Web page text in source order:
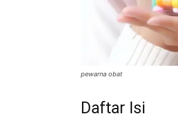
pewarna obat
Daftar Isi